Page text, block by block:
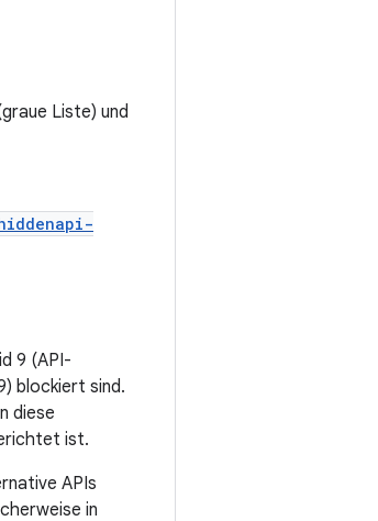
Liste) und
9 (API-
blockiert sind.
diese
ist.
APIs
in